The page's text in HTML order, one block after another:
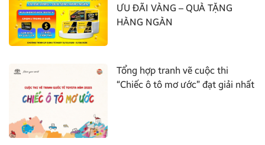
ƯU ĐÃI VÀNG – QUÀ TẶNG
HÀNG NGÀN
Tổng hợp tranh vẽ cuộc thi
“Chiếc ô tô mơ ước” đạt giải nhất